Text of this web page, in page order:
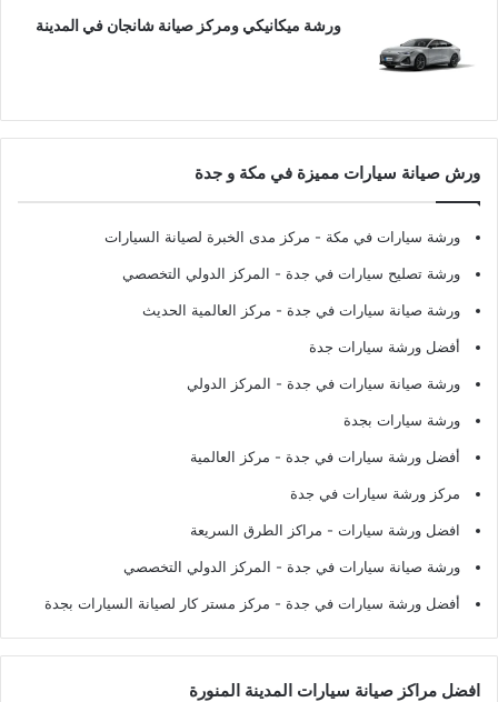
ورشة ميكانيكي ومركز صيانة شانجان في المدينة
ورش صيانة سيارات مميزة في مكة و جدة
ورشة سيارات في مكة - مركز مدى الخبرة لصيانة السيارات
ورشة تصليح سيارات في جدة - المركز الدولي التخصصي
ورشة صيانة سيارات في جدة - مركز العالمية الحديث
أفضل ورشة سيارات جدة
ورشة صيانة سيارات في جدة - المركز الدولي
ورشة سيارات بجدة
أفضل ورشة سيارات في جدة - مركز العالمية
مركز ورشة سيارات في جدة
افضل ورشة سيارات - مراكز الطرق السريعة
ورشة صيانة سيارات في جدة - المركز الدولي التخصصي
أفضل ورشة سيارات في جدة - مركز مستر كار لصيانة السيارات بجدة
افضل مراكز صيانة سيارات المدينة المنورة